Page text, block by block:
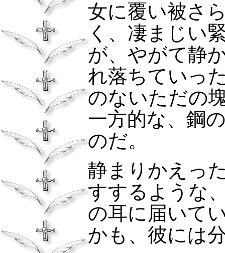
女に覆い被さ
く、凄まじい
が、やがて静
れ落ちていっ
のないただの
一方的な、鋼
のだ。
静まりかえっ
すするような
の耳に届いて
かも、彼には